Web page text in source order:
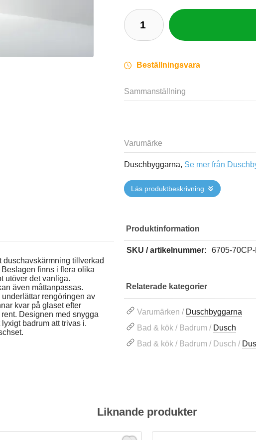
Beställningsvara
Sammanställning
Varumärke
Duschbyggarna, Se mer från
Läs produktbeskrivning
duschavskärmning tillverkad
finns i flera olika
utöver det vanliga.
även måttanpassas.
rengöringen av
kvar på glaset efter
Designen med snygga
badrum att trivas i.
Produktinformation
SKU / artikelnummer: 6705-
Relaterade kategorier
Varumärken / Duschbyggarna
Bad & kök / Badrum / Dusch
Bad & kök / Badrum / Dusch /
Liknande produkter